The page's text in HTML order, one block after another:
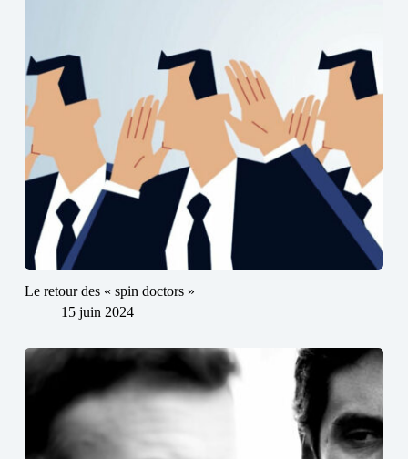
Le retour des « spin doctors »
15 juin 2024